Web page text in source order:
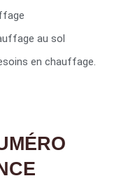
au sol
en chauffage.